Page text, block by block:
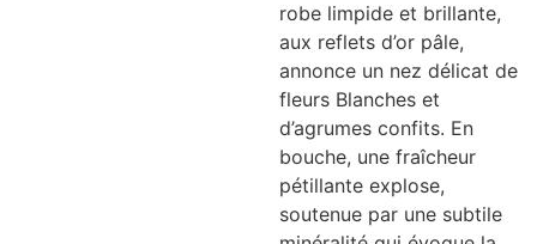
robe limpide et brillante,
aux reflets d’or pâle,
annonce un nez délicat de
fleurs Blanches et
d’agrumes confits. En
bouche, une fraîcheur
pétillante explose,
soutenue par une subtile